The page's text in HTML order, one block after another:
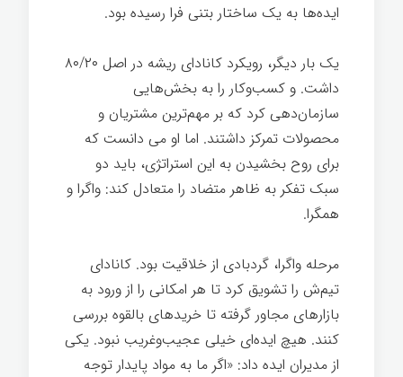
ایده‌ها به یک ساختار بتنی فرا رسیده بود.
یک بار دیگر، رویکرد کانادای ریشه در اصل ۸۰/۲۰
داشت. و کسب‌وکار را به بخش‌هایی
سازمان‌دهی کرد که بر مهم‌ترین مشتریان و
محصولات تمرکز داشتند. اما او می دانست که
برای روح بخشیدن به این استراتژی، باید دو
سبک تفکر به ظاهر متضاد را متعادل کند: واگرا و
همگرا.
مرحله واگرا، گردبادی از خلاقیت بود. کانادای
تیم‌ش را تشویق کرد تا هر امکانی را از ورود به
بازارهای مجاور گرفته تا خریدهای بالقوه بررسی
کنند. هیچ ایده‌ای خیلی عجیب‌وغریب نبود. یکی
از مدیران ایده داد: «اگر ما به مواد پایدار توجه